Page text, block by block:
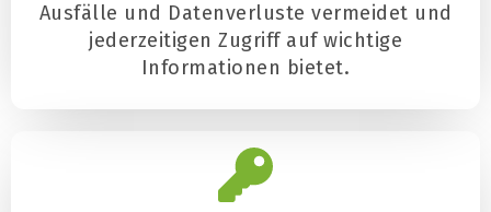
Ausfälle und Datenverluste vermeidet und
jederzeitigen Zugriff auf wichtige
Informationen bietet.